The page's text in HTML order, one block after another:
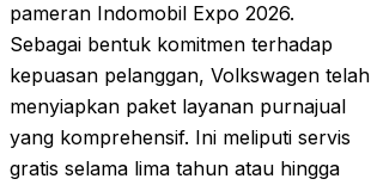
pameran Indomobil Expo 2026.
Sebagai bentuk komitmen terhadap
kepuasan pelanggan, Volkswagen telah
menyiapkan paket layanan purnajual
yang komprehensif. Ini meliputi servis
gratis selama lima tahun atau hingga